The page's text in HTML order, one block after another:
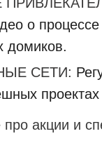
о
домиков.
СЕТИ:
про акции и